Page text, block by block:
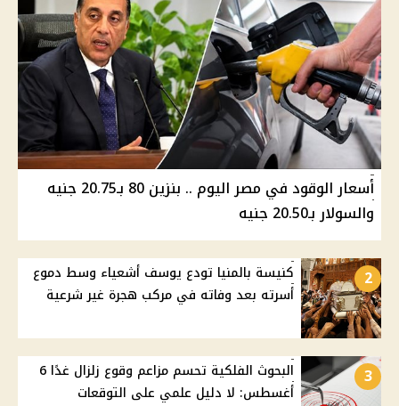
أسعار الوقود في مصر اليوم .. بنزين 80 بـ20.75 جنيه
والسولار بـ20.50 جنيه
2
كنيسة بالمنيا تودع يوسف أشعياء وسط دموع
أسرته بعد وفاته في مركب هجرة غير شرعية
3
البحوث الفلكية تحسم مزاعم وقوع زلزال غدًا 6
أغسطس: لا دليل علمي على التوقعات